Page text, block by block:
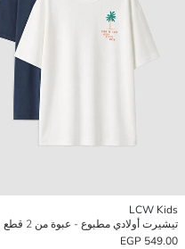
LCW Kids
تيشيرت أولادي مطبوع - عبوة من 2 قطع
549.00 EGP